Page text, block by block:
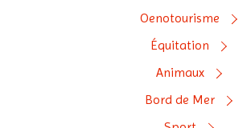
Oenotourisme
Équitation
Animaux
Bord de Mer